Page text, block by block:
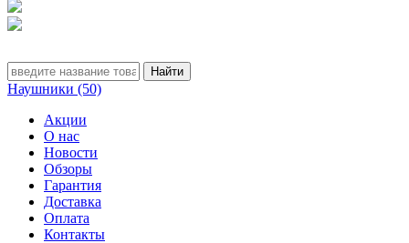
Наушники (50)
Акции
О нас
Новости
Обзоры
Гарантия
Доставка
Оплата
Контакты